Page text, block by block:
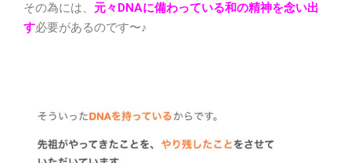
その為には、 元々DNAに備わっている和の精神を念い出
す必要があるのです〜♪